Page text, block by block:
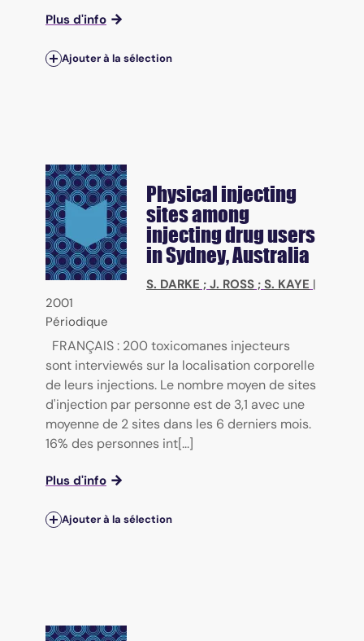
Plus d'info
Ajouter à la sélection
Physical injecting
sites among
injecting drug users
in Sydney, Australia
S. DARKE ; J. ROSS ; S. KAYE |
2001
Périodique
FRANÇAIS : 200 toxicomanes injecteurs
sont interviewés sur la localisation corporelle
de leurs injections. Le nombre moyen de sites
d'injection par personne est de 3,1 avec une
moyenne de 2 sites dans les 6 derniers mois.
16% des personnes int[...]
Plus d'info
Ajouter à la sélection